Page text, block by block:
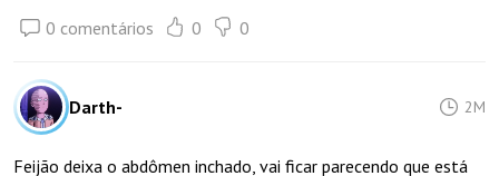
0 comentários 0 0
Darth- 2M
Feijão deixa o abdômen inchado, vai ficar parecendo que está